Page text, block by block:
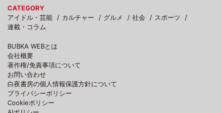
CATEGORY
アイドル・芸能
カルチャー グルメ 社会
スポーツ
連載・コラム
BUBKA WEBとは
会社概要
著作権/免責事項について
お問い合わせ
白夜書房の個人情報保護方針について
プライバシーポリシー
Cookieポリシー